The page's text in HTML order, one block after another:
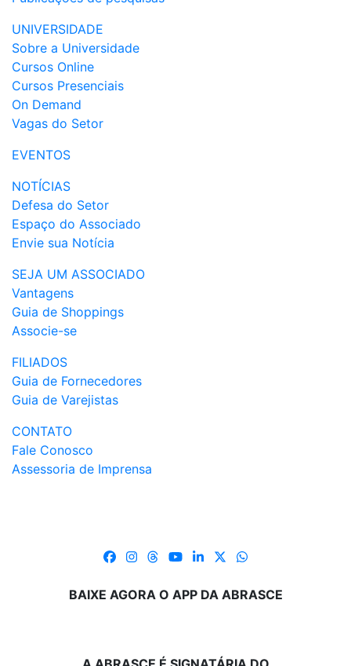
UNIVERSIDADE
Sobre a Universidade
Cursos Online
Cursos Presenciais
On Demand
Vagas do Setor
EVENTOS
NOTÍCIAS
Defesa do Setor
Espaço do Associado
Envie sua Notícia
SEJA UM ASSOCIADO
Vantagens
Guia de Shoppings
Associe-se
FILIADOS
Guia de Fornecedores
Guia de Varejistas
CONTATO
Fale Conosco
Assessoria de Imprensa
BAIXE AGORA O APP DA ABRASCE